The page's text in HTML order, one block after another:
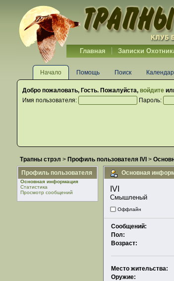
Главная Записки
Начало Помощь Поиск
Добро пожаловать, Гость. Пожалуйста, войдите
Имя пользователя:
Пароль:
Трапны стрэл > Профиль пользователя IVI >
Профиль пользователя
Основная информация
Статистика
Просмотр сообщений
Основная
IVI
Смышленый
Оффлайн
Сообщений:
Пол:
Возраст:
Место жительства:
Оружие: